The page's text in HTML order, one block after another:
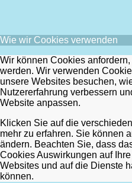
Wie wir Cookies verwenden
Wir können Cookies
werden. Wir verwenden
unsere Websites besuchen,
Nutzererfahrung verbessern
Website anpassen.
Klicken Sie auf die
mehr zu erfahren. Sie können
ändern. Beachten Sie, dass
Cookies Auswirkungen auf
Websites und auf die Dienste
können.